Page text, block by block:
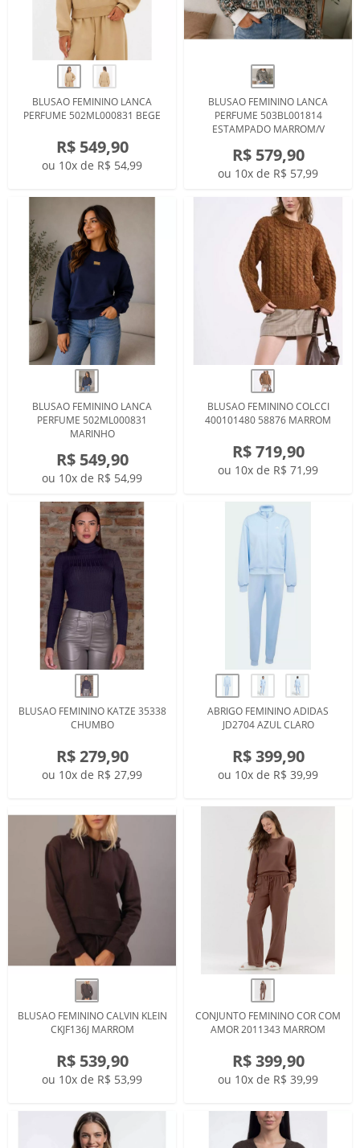
BLUSAO FEMININO LANCA
PERFUME 502ML000831 BEGE
R$ 549,90
ou 10x de R$ 54,99
BLUSAO FEMININO LANCA
PERFUME 503BL001814
ESTAMPADO MARROM/V
R$ 579,90
ou 10x de R$ 57,99
BLUSAO FEMININO LANCA
PERFUME 502ML000831
MARINHO
R$ 549,90
ou 10x de R$ 54,99
BLUSAO FEMININO COLCCI
400101480 58876 MARROM
R$ 719,90
ou 10x de R$ 71,99
BLUSAO FEMININO KATZE 35338
CHUMBO
R$ 279,90
ou 10x de R$ 27,99
ABRIGO FEMININO ADIDAS
JD2704 AZUL CLARO
R$ 399,90
ou 10x de R$ 39,99
BLUSAO FEMININO CALVIN KLEIN
CKJF136J MARROM
R$ 539,90
ou 10x de R$ 53,99
CONJUNTO FEMININO COR COM
AMOR 2011343 MARROM
R$ 399,90
ou 10x de R$ 39,99